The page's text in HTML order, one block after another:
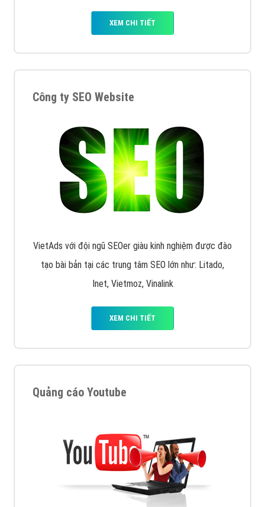
XEM CHI TIẾT
Công ty SEO Website
VietAds với đội ngũ SEOer giàu kinh nghiệm được đào
tạo bài bản tại các trung tâm SEO lớn như: Litado,
Inet, Vietmoz, Vinalink
XEM CHI TIẾT
Quảng cáo Youtube